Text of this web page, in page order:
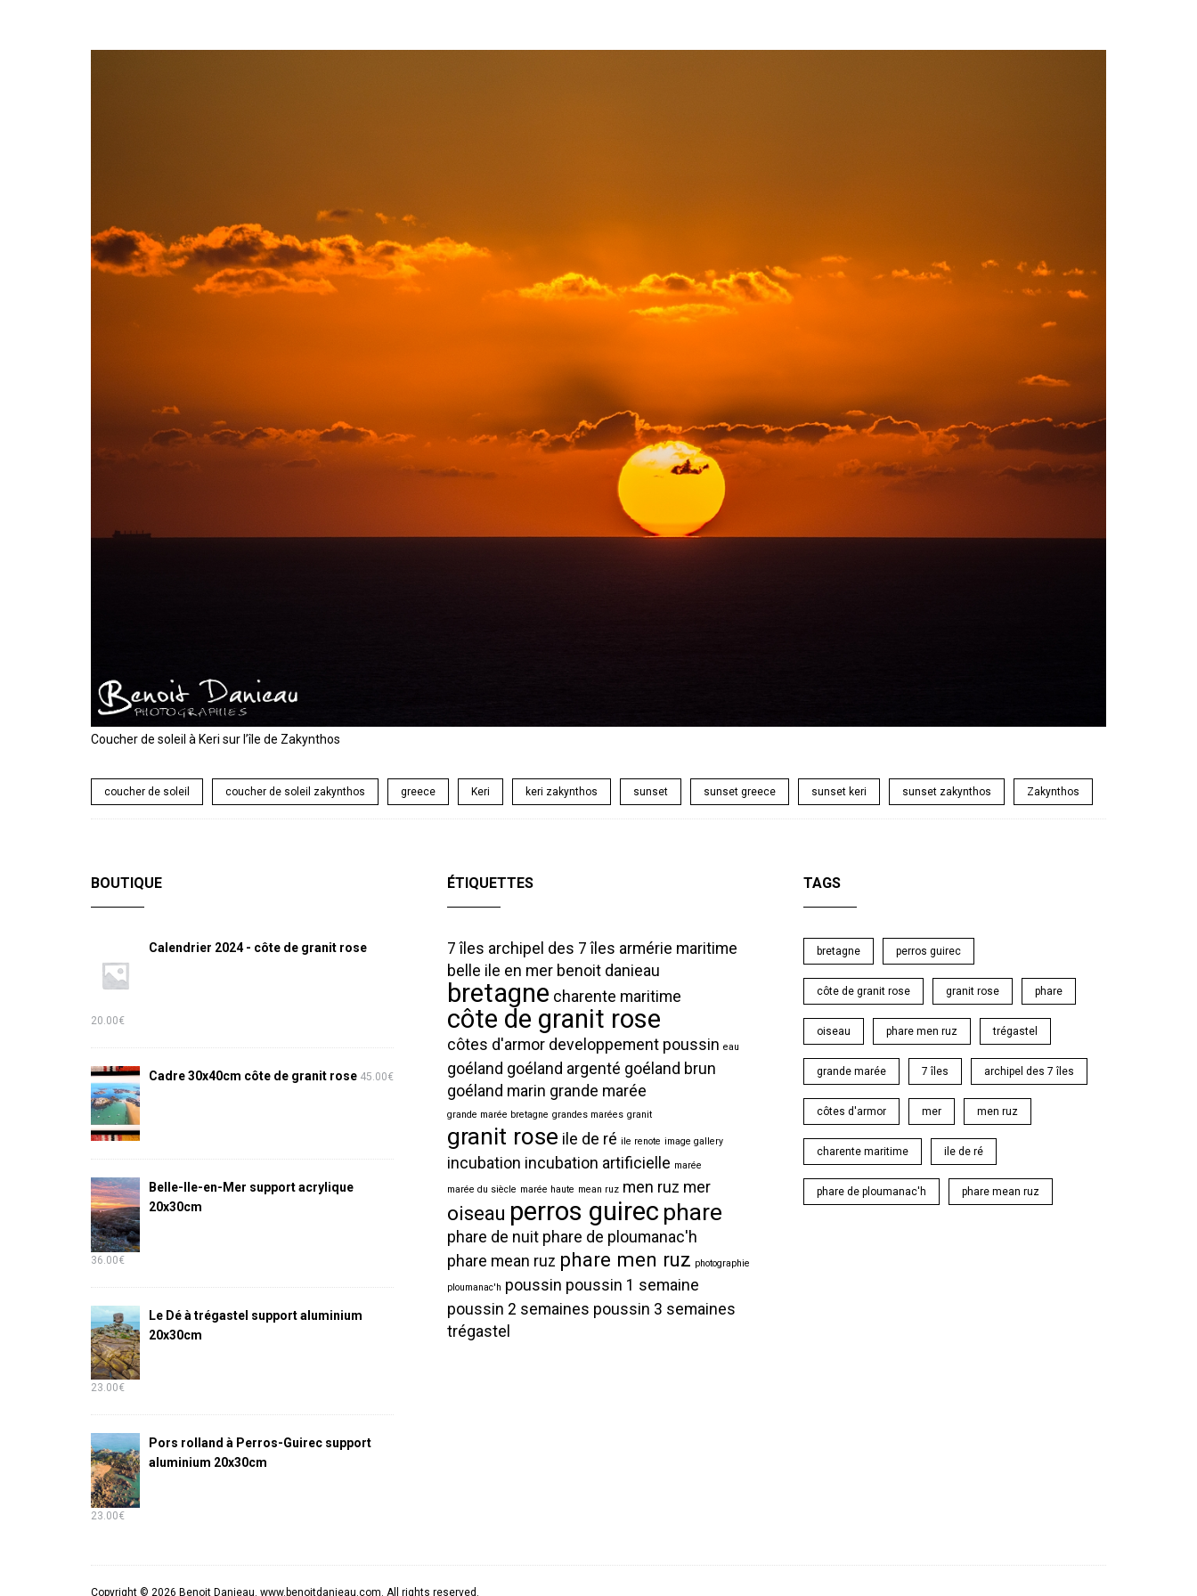
Coucher de soleil à Keri sur l’île de Zakynthos
coucher de soleil coucher de soleil zakynthos greece Keri keri zakynthos sunset sunset greece sunset keri sunset zakynthos Zakynthos
BOUTIQUE
Calendrier 2024 - côte de granit rose
20.00€
Cadre 30x40cm côte de granit rose 45.00€
Belle-Ile-en-Mer support acrylique
20x30cm
36.00€
Le Dé à trégastel support aluminium
20x30cm
23.00€
Pors rolland à Perros-Guirec support
aluminium 20x30cm
23.00€
ÉTIQUETTES
7 îles archipel des 7 îles armérie maritime
belle ile en mer benoit danieau
bretagne charente maritime
côte de granit rose
côtes d'armor developpement poussin eau
goéland goéland argenté goéland brun
goéland marin grande marée
grande marée bretagne grandes marées granit
granit rose ile de ré ile renote image gallery
incubation incubation artificielle marée
marée du siècle marée haute mean ruz men ruz mer
oiseau perros guirec phare
phare de nuit phare de ploumanac'h
phare mean ruz phare men ruz photographie
ploumanac'h poussin poussin 1 semaine
poussin 2 semaines poussin 3 semaines
trégastel
TAGS
bretagne perros guirec
côte de granit rose granit rose phare
oiseau phare men ruz trégastel
grande marée 7 îles archipel des 7 îles
côtes d'armor mer men ruz
charente maritime ile de ré
phare de ploumanac'h phare mean ruz
Copyright © 2026 Benoit Danieau. www.benoitdanieau.com. All rights reserved.